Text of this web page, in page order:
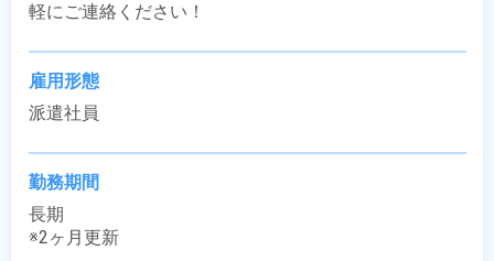
軽にご連絡ください！
雇用形態
派遣社員
勤務期間
長期
※2ヶ月更新